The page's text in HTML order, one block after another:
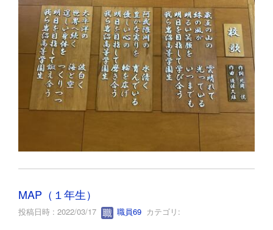
MAP（１年生）
投稿日時 : 2022/03/17 職員69 カテゴリ: